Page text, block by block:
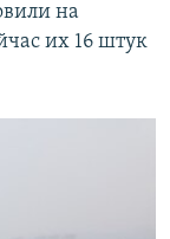
на
их 16 штук